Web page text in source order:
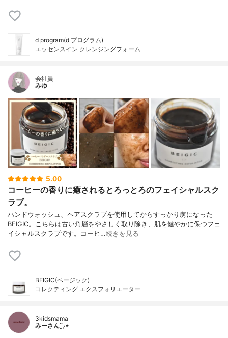
d program(d プログラム)
エッセンスイン クレンジングフォーム
会社員
みゆ
5.00
コーヒーの香りに癒されるとろっとろのフェイシャルスク
ラブ。
ハンドウォッシュ、ヘアスクラブを使用してからすっかり虜になった
BEIGIC。こちらは古い角層をやさしく取り除き、肌を健やかに保つフェ
イシャルスクラブです。コーヒ…続きを見る
BEIGIC(ベージック)
コレクティング エクスフォリエーター
3kidsmama
みーさん¨̮⸝⋆